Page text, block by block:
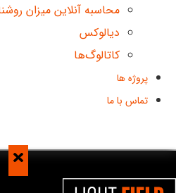
محاسبه آنلاین میزان
دیالوکس
کاتالوگ‌ها
پروژه ها
تماس با ما